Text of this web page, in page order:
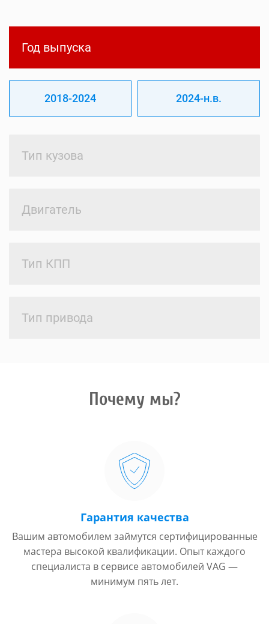
Год выпуска
2018-2024 2024-н.в.
Тип кузова
Двигатель
Тип КПП
Тип привода
Почему мы?
Гарантия качества
Вашим автомобилем займутся сертифицированные
мастера высокой квалификации. Опыт каждого
специалиста в сервисе автомобилей VAG —
минимум пять лет.